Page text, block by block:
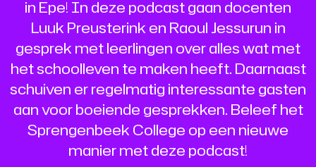
in Epe! In deze podcast gaan docenten
Luuk Preusterink en Raoul Jessurun in
gesprek met leerlingen over alles wat met
het schoolleven te maken heeft. Daarnaast
schuiven er regelmatig interessante gasten
aan voor boeiende gesprekken. Beleef het
Sprengenbeek College op een nieuwe
manier met deze podcast!